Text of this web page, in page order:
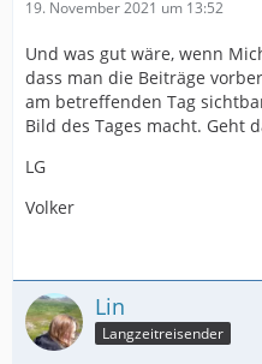
19. November 2021 um 13:52
Und was gut wäre, wenn
dass man die Beiträge
am betreffenden Tag
Bild des Tages macht. Geht
LG
Volker
Lin
Langzeitreisender